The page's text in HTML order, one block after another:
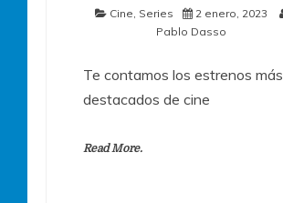
Cine Series 2 enero, 2023
Pablo Dasso
Te contamos los estrenos más
destacados de cine
Read More.